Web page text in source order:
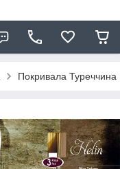
Покривала Туреччина